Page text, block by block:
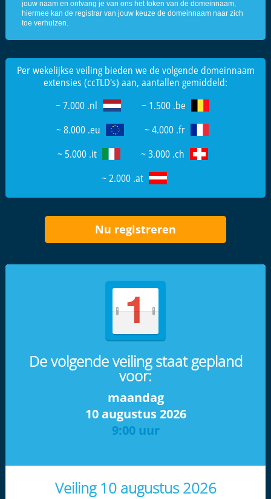
jouw naam en ontvang je van ons het token van de domeinnaam,
hiermee kan de registrar van jouw keuze de domeinnaam naar zich
toe verhuizen.
Per wekelijkse veiling bieden we de volgende domeinnaam
extensies (ccTLD's) aan, aantallen gemiddeld:
~ 7.000 .nl
~ 1.500 .be
~ 8.000 .eu
~ 4.000 .fr
~ 5.000 .it
~ 3.000 .ch
~ 2.000 .at
Nu registreren
De volgende veiling staat gepland
voor:
maandag
10 augustus 2026
9:00 uur
Veiling 10 augustus 2026